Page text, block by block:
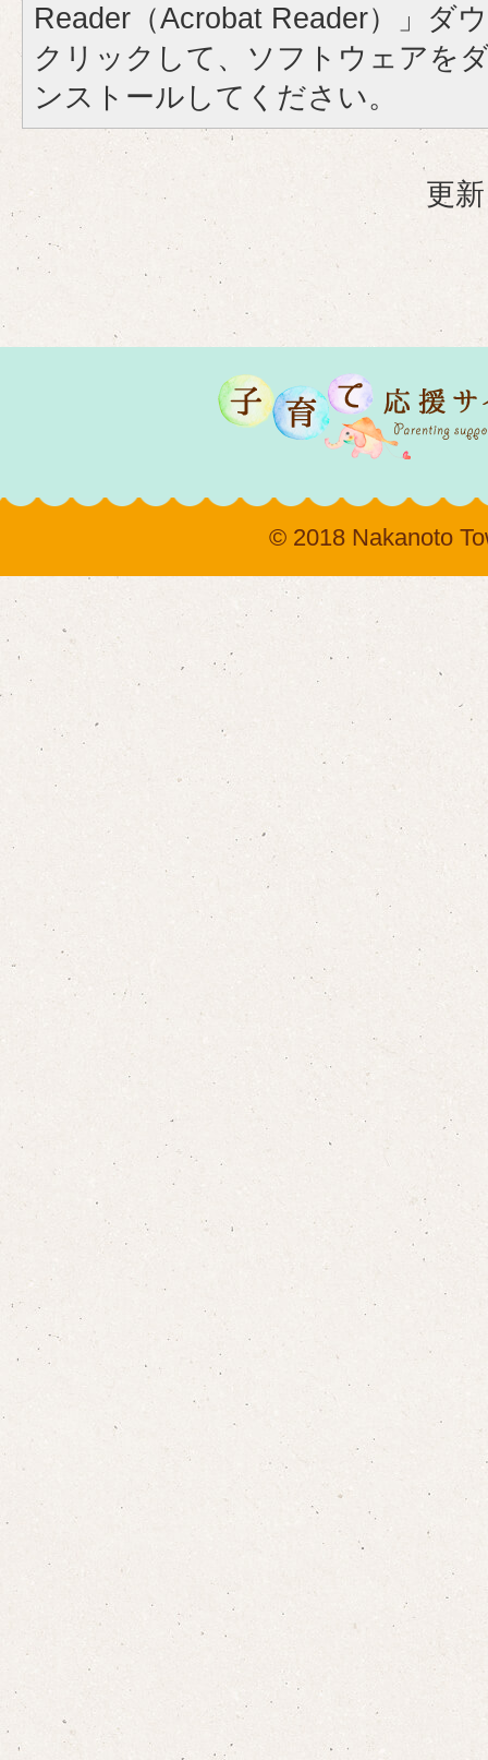
Reader（Acrobat Reader）」ダ
クリックして、ソフトウェアを
ンストールしてください。
更
© 2018 Nakanoto